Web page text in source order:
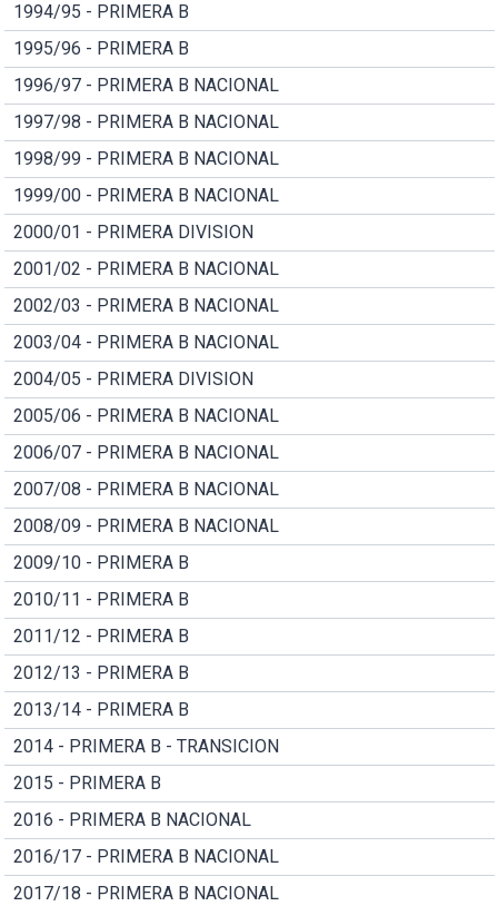
1994/95 - PRIMERA B
1995/96 - PRIMERA B
1996/97 - PRIMERA B NACIONAL
1997/98 - PRIMERA B NACIONAL
1998/99 - PRIMERA B NACIONAL
1999/00 - PRIMERA B NACIONAL
2000/01 - PRIMERA DIVISION
2001/02 - PRIMERA B NACIONAL
2002/03 - PRIMERA B NACIONAL
2003/04 - PRIMERA B NACIONAL
2004/05 - PRIMERA DIVISION
2005/06 - PRIMERA B NACIONAL
2006/07 - PRIMERA B NACIONAL
2007/08 - PRIMERA B NACIONAL
2008/09 - PRIMERA B NACIONAL
2009/10 - PRIMERA B
2010/11 - PRIMERA B
2011/12 - PRIMERA B
2012/13 - PRIMERA B
2013/14 - PRIMERA B
2014 - PRIMERA B - TRANSICION
2015 - PRIMERA B
2016 - PRIMERA B NACIONAL
2016/17 - PRIMERA B NACIONAL
2017/18 - PRIMERA B NACIONAL